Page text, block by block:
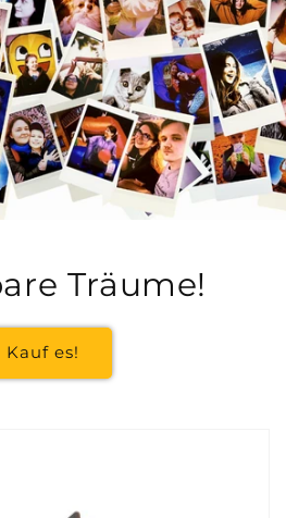
Träume!
Kauf es!